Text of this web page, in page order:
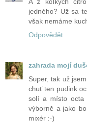
A z koľkých
jedného? Už sa
však nemáme
Odpovědět
zahrada mojí
Super, tak už
chuť ten pudink
solí a místo octa
výborně a jako
mixér :-)